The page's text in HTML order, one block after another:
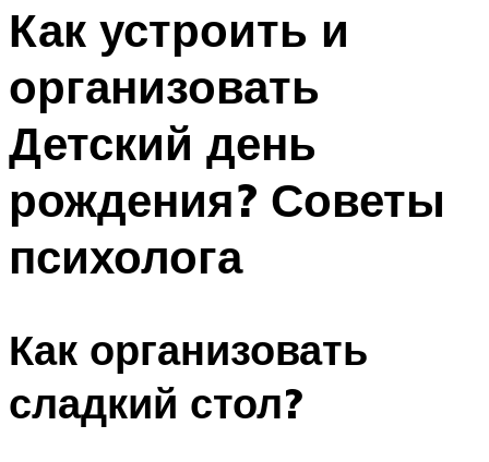
Праздничный стол
Меню
Как устроить и
организовать
Детский день
рождения? Советы
психолога
Как организовать
сладкий стол?